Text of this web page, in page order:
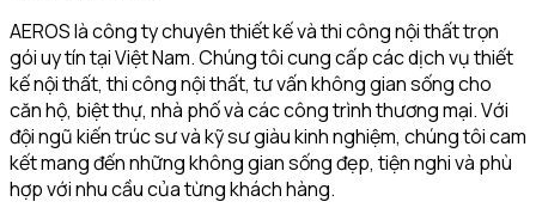
AEROS là công ty chuyên thiết kế và thi công nội thất trọn
gói uy tín tại Việt Nam. Chúng tôi cung cấp các dịch vụ thiết
kế nội thất, thi công nội thất, tư vấn không gian sống cho
căn hộ, biệt thự, nhà phố và các công trình thương mại. Với
đội ngũ kiến trúc sư và kỹ sư giàu kinh nghiệm, chúng tôi cam
kết mang đến những không gian sống đẹp, tiện nghi và phù
hợp với nhu cầu của từng khách hàng.